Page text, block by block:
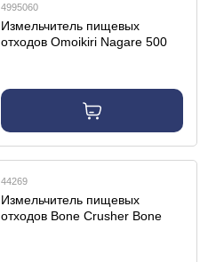
4995060
Измельчитель пищевых
отходов Omoikiri Nagare 500
44269
Измельчитель пищевых
отходов Bone Crusher Bone